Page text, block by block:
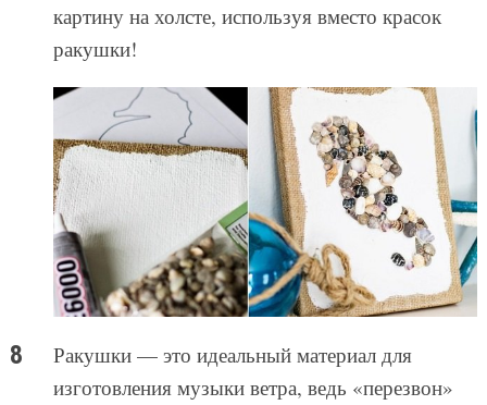
картину на холсте, используя вместо красок
ракушки!
Ракушки — это идеальный материал для
изготовления музыки ветра, ведь «перезвон»